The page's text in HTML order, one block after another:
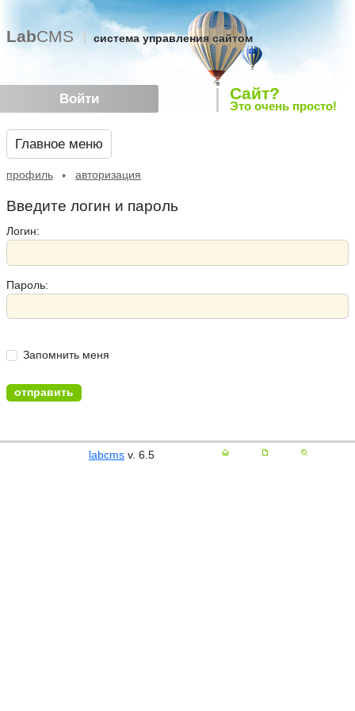
Войти
LabCMS система управления сайтом
Сайт?
Это очень просто!
Главное меню
профиль авторизация
Введите логин и пароль
Логин:
Пароль:
Запомнить меня
labcms v. 6.5